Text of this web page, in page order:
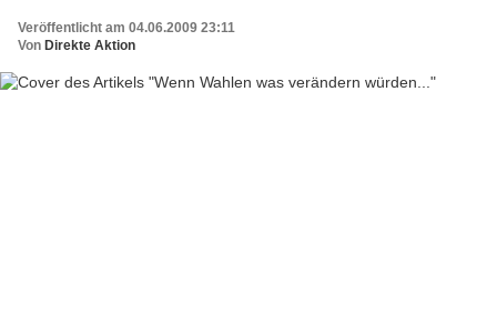
Veröffentlicht am 04.06.2009 23:11
Von Direkte Aktion